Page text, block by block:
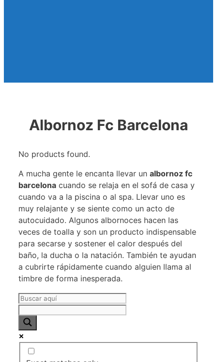
Albornoz Fc Barcelona
No products found.
A mucha gente le encanta llevar un albornoz fc
barcelona cuando se relaja en el sofá de casa y
cuando va a la piscina o al spa. Llevar uno es
muy relajante y se siente como un acto de
autocuidado. Algunos albornoces hacen las
veces de toalla y son un producto indispensable
para secarse y sostener el calor después del
baño, la ducha o la natación. También te ayudan
a cubrirte rápidamente cuando alguien llama al
timbre de forma inesperada.